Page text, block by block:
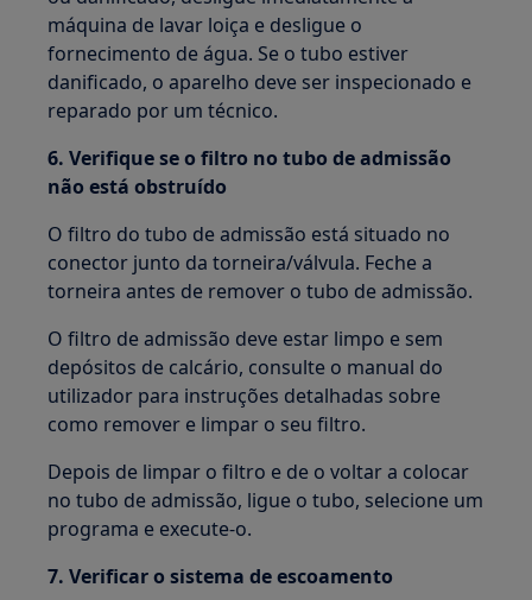
máquina de lavar loiça e desligue o
fornecimento de água. Se o tubo estiver
danificado, o aparelho deve ser inspecionado e
reparado por um técnico.
6. Verifique se o filtro no tubo de admissão
não está obstruído
O filtro do tubo de admissão está situado no
conector junto da torneira/válvula. Feche a
torneira antes de remover o tubo de admissão.
O filtro de admissão deve estar limpo e sem
depósitos de calcário, consulte o manual do
utilizador para instruções detalhadas sobre
como remover e limpar o seu filtro.
Depois de limpar o filtro e de o voltar a colocar
no tubo de admissão, ligue o tubo, selecione um
programa e execute-o.
7. Verificar o sistema de escoamento